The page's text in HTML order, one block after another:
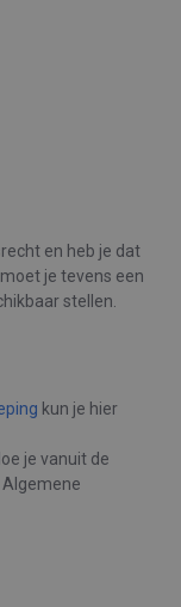
en heb je dat
je tevens een
stellen.
kun je hier
je vanuit de
Algemene